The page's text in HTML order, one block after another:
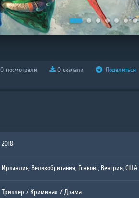
0 посмотрели 0 скачали Поделиться
2018
Ирландия, Великобритания, Гонконг, Венгрия, США
Триллер / Криминал /Драма